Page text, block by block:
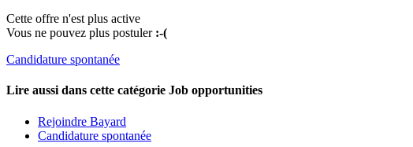
Cette offre n'est plus active
Vous ne pouvez plus postuler :-(
Candidature spontanée
Lire aussi dans cette catégorie Job opportunities
Rejoindre Bayard
Candidature spontanée